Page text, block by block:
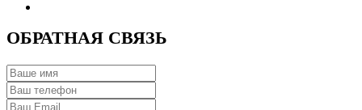
ОБРАТНАЯ СВЯЗЬ